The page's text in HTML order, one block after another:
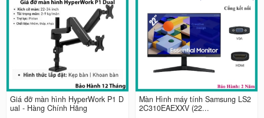
Giá đỡ màn hình HyperWork P1 D
ual - Hàng Chính Hãng
Màn Hình máy tính Samsung LS2
2C310EAEXXV (22...